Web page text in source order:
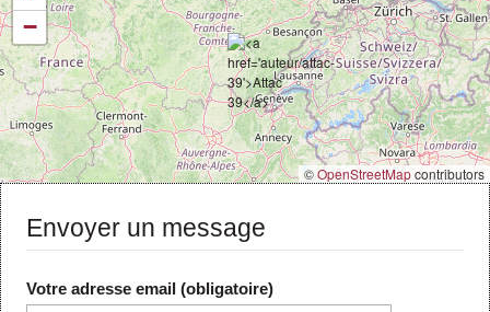
−
©OpenStreetMapcontributors
Envoyer un message
Votre adresse email (obligatoire)